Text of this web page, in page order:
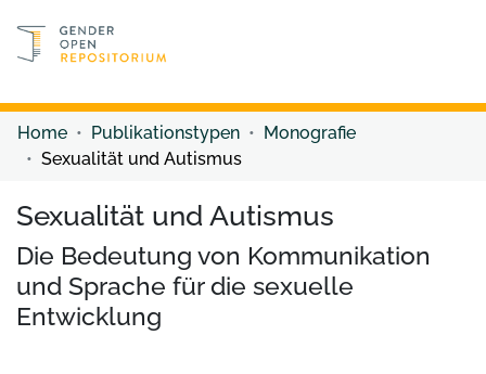
Discover content
Home Publikationstypen
Monografie
Sexualität und Autismus
Sexualität und Autismus
Die Bedeutung von Kommunikation
und Sprache für die sexuelle
Entwicklung